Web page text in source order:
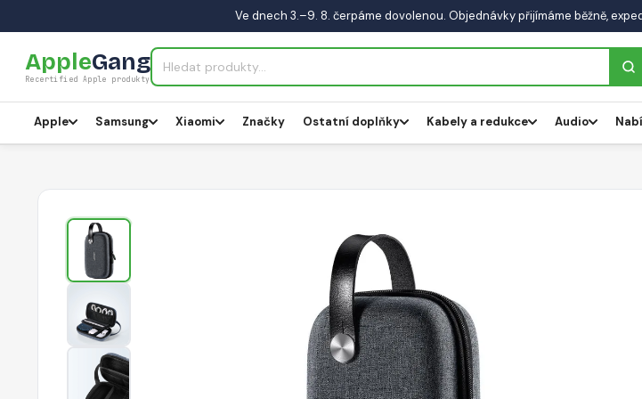
Ve dnech 3.–9. 8. čerpáme dovolenou. Objednávky přijímáme běžně,
AppleGang
Recertified Apple produkty
Apple Samsung Xiaomi Značky Ostatní doplňky Kabely a redukce Audio